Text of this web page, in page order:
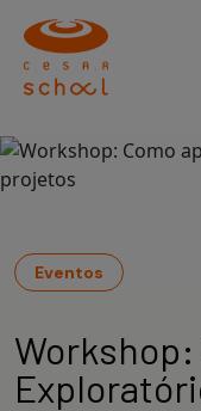
Eventos